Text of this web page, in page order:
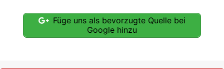
Füge uns als bevorzugte Quelle bei
Google hinzu